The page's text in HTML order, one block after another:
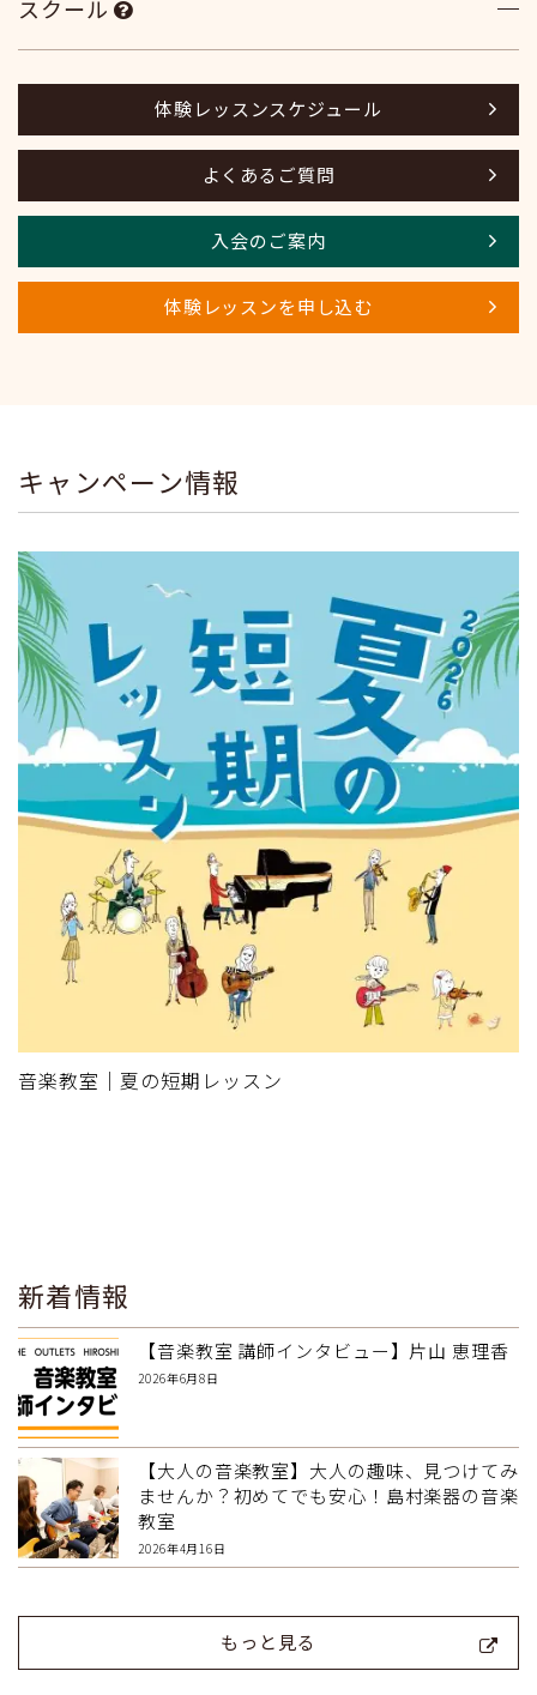
スクール
体験レッスンスケジュール
よくあるご質問
入会のご案内
体験レッスンを申し込む
キャンペーン情報
音楽教室｜夏の短期レッスン
新着情報
【音楽教室 講師インタビュー】片山 恵理香
2026年6月8日
【大人の音楽教室】大人の趣味、見つけてみ
ませんか？初めてでも安心！島村楽器の音楽
教室
2026年4月16日
もっと見る